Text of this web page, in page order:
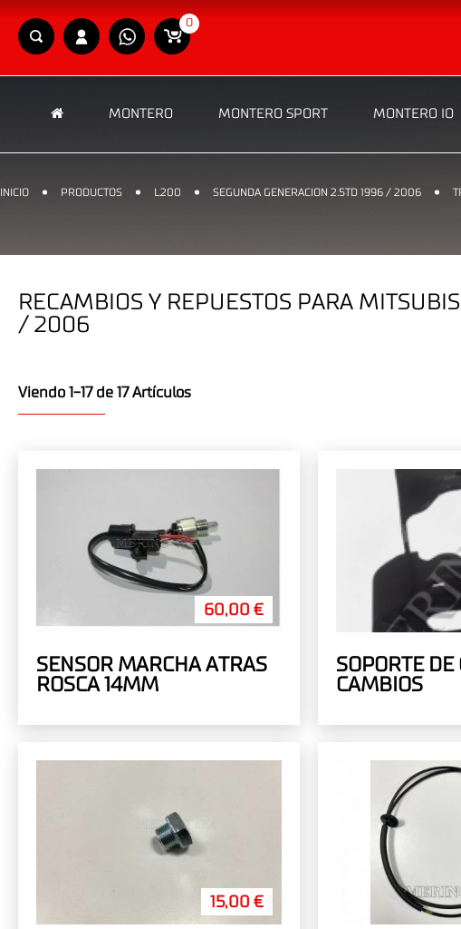
0
MONTERO MONTERO SPORT MONTERO IO
INICIO PRODUCTOS L200 SEGUNDA GENERACION 2.5TD 1996 / 2006
RECAMBIOS Y REPUESTOS PARA
/ 2006
Viendo 1-17 de 17 Artículos
60,00 €
SENSOR MARCHA ATRAS
ROSCA 14MM
SOPORTE DE
CAMBIOS
15,00 €